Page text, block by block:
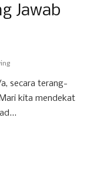
Jawab
secara terang-
kita mendekat